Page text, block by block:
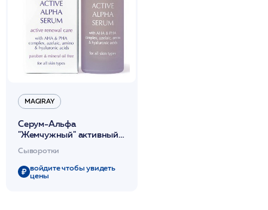
MAGIRAY
Серум-Альфа
"Жемчужный" активный
способствуют улучшению
общего состояния кожи
30 мл /Magiray*
Сыворотки
войдите чтобы увидеть
цены